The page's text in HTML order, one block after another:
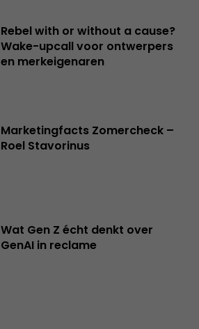
Rebel with or without a cause?
Wake-upcall voor ontwerpers
en merkeigenaren
Marketingfacts Zomercheck –
Roel Stavorinus
Wat Gen Z écht denkt over
GenAI in reclame